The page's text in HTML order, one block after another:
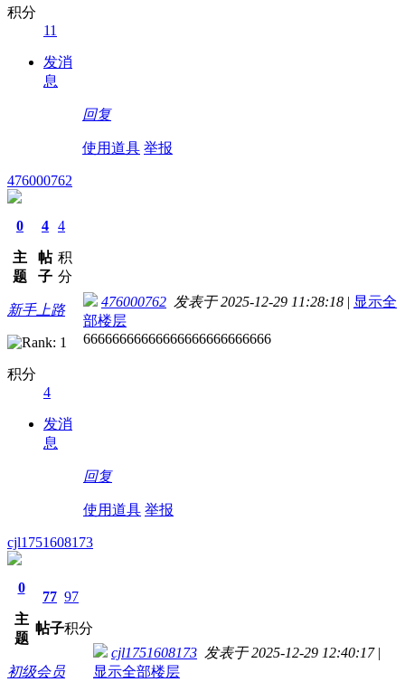
积分
11
发消
息
回复
使用道具 举报
476000762
0
主
题
4
帖
子
4
积
分
新手上路
积分
4
发消
息
476000762 发表于 2025-12-29 11:28:18 | 显示全
部楼层
66666666666666666666666666
回复
使用道具 举报
cjl1751608173
0
主
题
77
帖子
97
积分
初级会员
cjl1751608173 发表于 2025-12-29 12:40:17 |
显示全部楼层